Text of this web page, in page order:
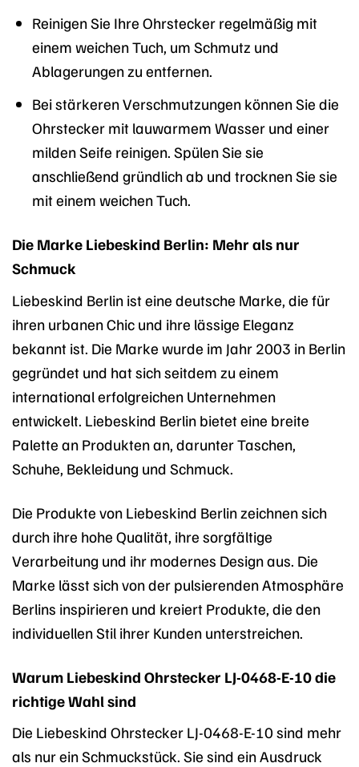
Reinigen Sie Ihre Ohrstecker regelmäßig mit
einem weichen Tuch, um Schmutz und
Ablagerungen zu entfernen.
Bei stärkeren Verschmutzungen können Sie die
Ohrstecker mit lauwarmem Wasser und einer
milden Seife reinigen. Spülen Sie sie
anschließend gründlich ab und trocknen Sie sie
mit einem weichen Tuch.
Die Marke Liebeskind Berlin: Mehr als nur
Schmuck
Liebeskind Berlin ist eine deutsche Marke, die für
ihren urbanen Chic und ihre lässige Eleganz
bekannt ist. Die Marke wurde im Jahr 2003 in Berlin
gegründet und hat sich seitdem zu einem
international erfolgreichen Unternehmen
entwickelt. Liebeskind Berlin bietet eine breite
Palette an Produkten an, darunter Taschen,
Schuhe, Bekleidung und Schmuck.
Die Produkte von Liebeskind Berlin zeichnen sich
durch ihre hohe Qualität, ihre sorgfältige
Verarbeitung und ihr modernes Design aus. Die
Marke lässt sich von der pulsierenden Atmosphäre
Berlins inspirieren und kreiert Produkte, die den
individuellen Stil ihrer Kunden unterstreichen.
Warum Liebeskind Ohrstecker LJ-0468-E-10 die
richtige Wahl sind
Die Liebeskind Ohrstecker LJ-0468-E-10 sind mehr
als nur ein Schmuckstück. Sie sind ein Ausdruck